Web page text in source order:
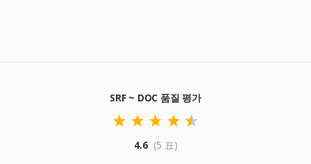
SRF ~ DOC 품질 평가
4.6 (5 표)